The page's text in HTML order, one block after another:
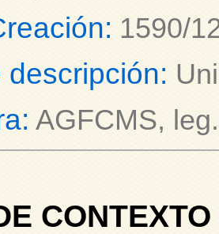
1590/
descripción:
AGFCMS,
CONTEXTO